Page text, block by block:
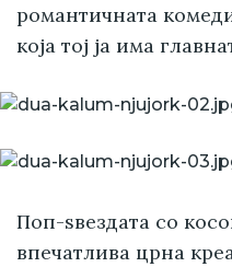
романтичната
која тој ја има
Поп-ѕвездата со
впечатлива црна